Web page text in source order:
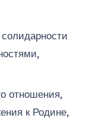
отношения,
к Родине,